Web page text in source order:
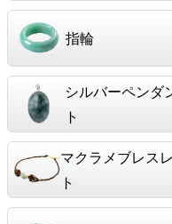
指輪
シルバーペンダ
ト
マクラメブレス
ト